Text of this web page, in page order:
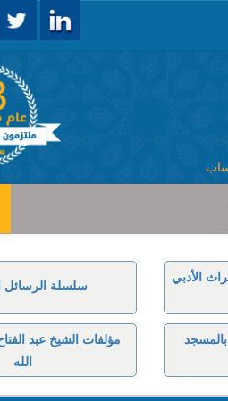
سلسلة الرسائل
الأدبي
مؤلفات الشيخ عبد
الله